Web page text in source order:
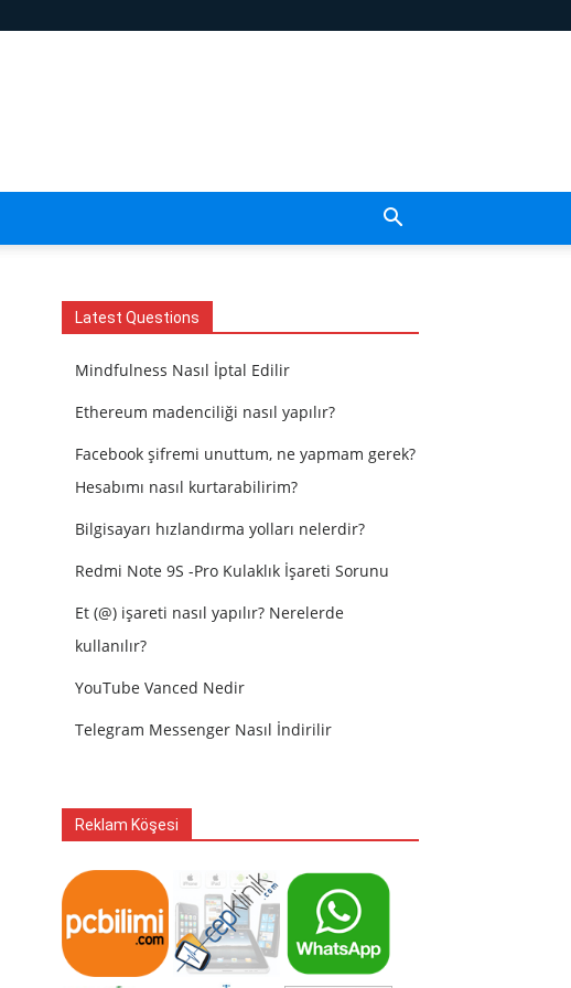
Latest Questions
Mindfulness Nasıl İptal Edilir
Ethereum madenciliği nasıl yapılır?
Facebook şifremi unuttum, ne yapmam gerek?
Hesabımı nasıl kurtarabilirim?
Bilgisayarı hızlandırma yolları nelerdir?
Redmi Note 9S -Pro Kulaklık İşareti Sorunu
Et (@) işareti nasıl yapılır? Nerelerde
kullanılır?
YouTube Vanced Nedir
Telegram Messenger Nasıl İndirilir
Reklam Köşesi